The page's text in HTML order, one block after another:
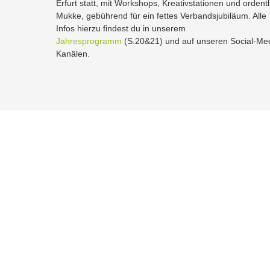
Erfurt statt, mit Workshops, Kreativstationen und
Mukke, gebührend für ein fettes Verbandsjubiläum. Alle
Infos hierzu findest du in unserem
Jahresprogramm (S.20&21) und auf unseren Social-
Kanälen.